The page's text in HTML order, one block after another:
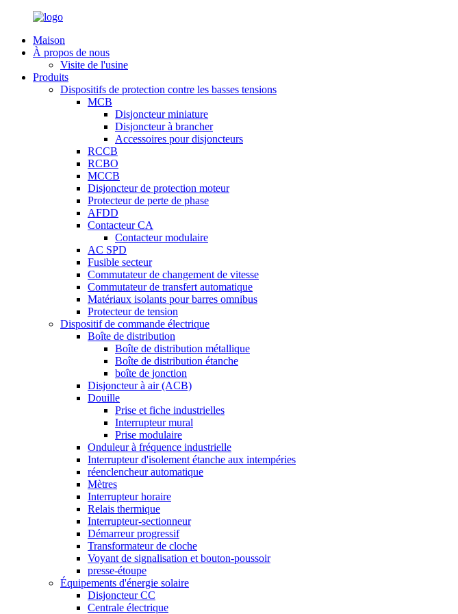
Maison
À propos de nous
Visite de l'usine
Produits
Dispositifs de protection contre les basses tensions
MCB
Disjoncteur miniature
Disjoncteur à brancher
Accessoires pour disjoncteurs
RCCB
RCBO
MCCB
Disjoncteur de protection moteur
Protecteur de perte de phase
AFDD
Contacteur CA
Contacteur modulaire
AC SPD
Fusible secteur
Commutateur de changement de vitesse
Commutateur de transfert automatique
Matériaux isolants pour barres omnibus
Protecteur de tension
Dispositif de commande électrique
Boîte de distribution
Boîte de distribution métallique
Boîte de distribution étanche
boîte de jonction
Disjoncteur à air (ACB)
Douille
Prise et fiche industrielles
Interrupteur mural
Prise modulaire
Onduleur à fréquence industrielle
Interrupteur d'isolement étanche aux intempéries
réenclencheur automatique
Mètres
Interrupteur horaire
Relais thermique
Interrupteur-sectionneur
Démarreur progressif
Transformateur de cloche
Voyant de signalisation et bouton-poussoir
presse-étoupe
Équipements d'énergie solaire
Disjoncteur CC
Centrale électrique